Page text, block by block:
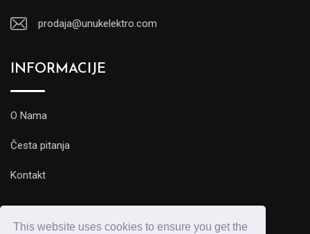
This website uses cookies to ensure you get the
prodaja@unukelektro.com
INFORMACIJE
O Nama
Česta pitanja
Kontakt